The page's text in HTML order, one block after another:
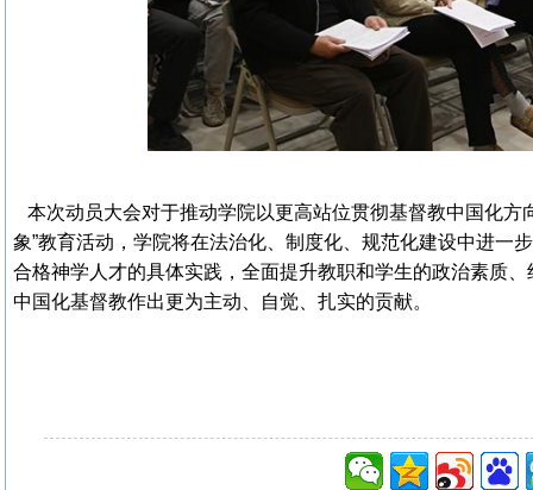
本次动员大会对于推动学院以更高站位贯彻基督教中国化方
象”教育活动，学院将在法治化、制度化、规范化建设中进一
合格神学人才的具体实践，全面提升教职和学生的政治素质
中国化基督教作出更为主动、自觉、扎实的贡献。